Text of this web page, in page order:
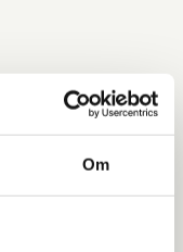
Om